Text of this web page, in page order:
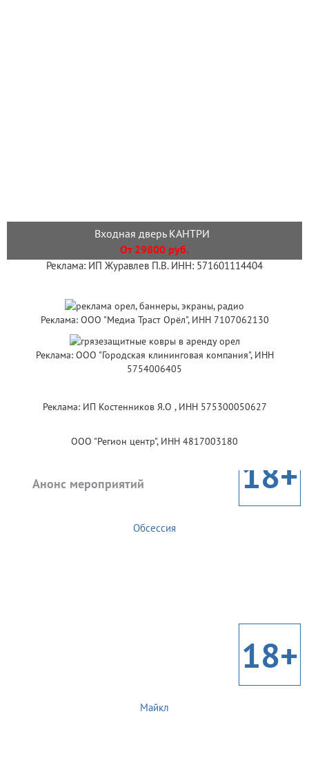
Входная дверь КАНТРИ
От 29800 руб.
Реклама: ИП Журавлев П.В. ИНН: 571601114404
Реклама: ООО "Медиа Траст Орёл", ИНН 7107062130
Реклама: ООО "Городская клининговая компания", ИНН
5754006405
Реклама: ИП Костенников Я.О , ИНН 575300050627
ООО "Регион центр", ИНН 4817003180
Анонс мероприятий 18+
Обсессия
18+
Майкл